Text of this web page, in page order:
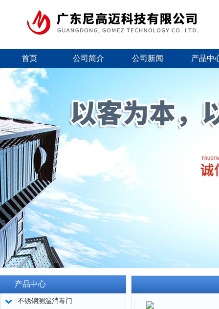
首页 公司简介 公司新闻 产品中
产品中心
不锈钢测温消毒门